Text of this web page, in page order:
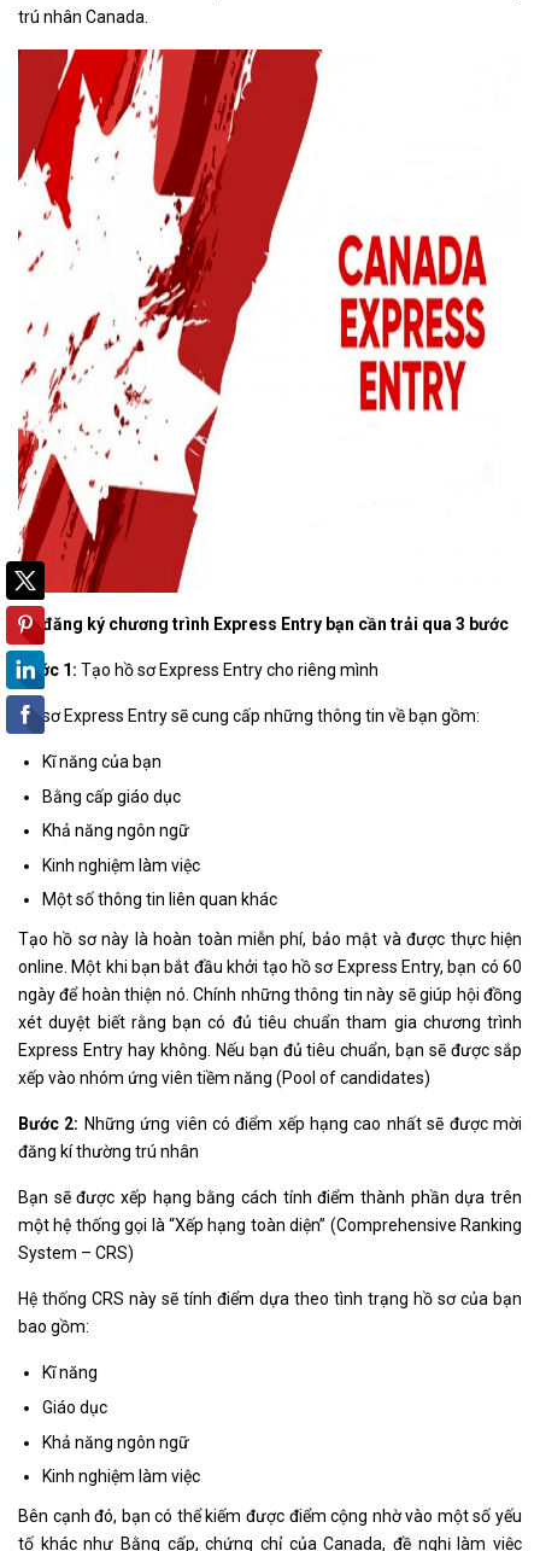
trú nhân Canada.
Để đăng ký chương trình Express Entry bạn cần trải qua 3 bước
Bước 1: Tạo hồ sơ Express Entry cho riêng mình
Hồ sơ Express Entry sẽ cung cấp những thông tin về bạn gồm:
Kĩ năng của bạn
Bằng cấp giáo dục
Khả năng ngôn ngữ
Kinh nghiệm làm việc
Một số thông tin liên quan khác
Tạo hồ sơ này là hoàn toàn miễn phí, bảo mật và được thực hiện
online. Một khi bạn bắt đầu khởi tạo hồ sơ Express Entry, bạn có 60
ngày để hoàn thiện nó. Chính những thông tin này sẽ giúp hội đồng
xét duyệt biết rằng bạn có đủ tiêu chuẩn tham gia chương trình
Express Entry hay không. Nếu bạn đủ tiêu chuẩn, bạn sẽ được sắp
xếp vào nhóm ứng viên tiềm năng (Pool of candidates)
Bước 2: Những ứng viên có điểm xếp hạng cao nhất sẽ được mời
đăng kí thường trú nhân
Bạn sẽ được xếp hạng bằng cách tính điểm thành phần dựa trên
một hệ thống gọi là “Xếp hạng toàn diện” (Comprehensive Ranking
System – CRS)
Hệ thống CRS này sẽ tính điểm dựa theo tình trạng hồ sơ của bạn
bao gồm:
Kĩ năng
Giáo dục
Khả năng ngôn ngữ
Kinh nghiệm làm việc
Bên cạnh đó, bạn có thể kiếm được điểm cộng nhờ vào một số yếu
tố khác như Bằng cấp, chứng chỉ của Canada, đề nghị làm việc